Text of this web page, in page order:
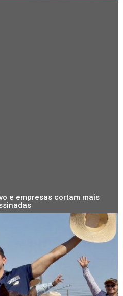
e empresas cortam mais